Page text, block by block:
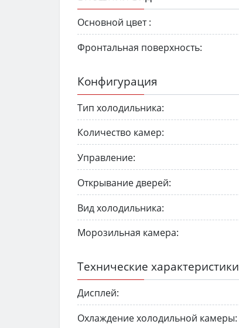
Основной цвет :
Фронтальная поверхность:
Конфигурация
Тип холодильника:
Количество камер:
Управление:
Открывание дверей:
Вид холодильника:
Морозильная камера:
Технические характеристики
Дисплей:
Охлаждение холодильной камеры: